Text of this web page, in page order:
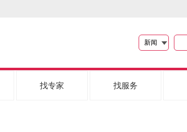
找专家 找服务